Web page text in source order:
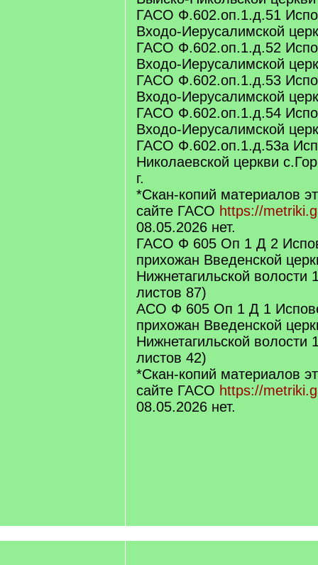
ГАСО Ф.602.оп.1.д.51
Входо-Иерусалимской
ГАСО Ф.602.оп.1.д.52
Входо-Иерусалимской
ГАСО Ф.602.оп.1.д.53
Входо-Иерусалимской
ГАСО Ф.602.оп.1.д.54
Входо-Иерусалимской
ГАСО Ф.602.оп.1.д.53а
Николаевской церкви
г.
*Скан-копий материалов
сайте ГАСО https://
08.05.2026 нет.
ГАСО Ф 605 Оп 1 Д 2
прихожан Введенской
Нижнетагильской волости
листов 87)
АСО Ф 605 Оп 1 Д 1
прихожан Введенской
Нижнетагильской волости
листов 42)
*Скан-копий материалов
сайте ГАСО https://
08.05.2026 нет.